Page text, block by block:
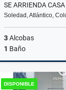
Soledad, Atlántico,
3Alcobas
1 Baño
DISPONIBLE